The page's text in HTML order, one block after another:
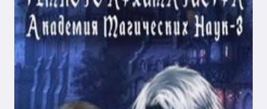
ВЕДЬМА
В
АКАДЕМИИ
ДЕМОНОВ
—
СВЕТЛАНА
ЕРШОВА